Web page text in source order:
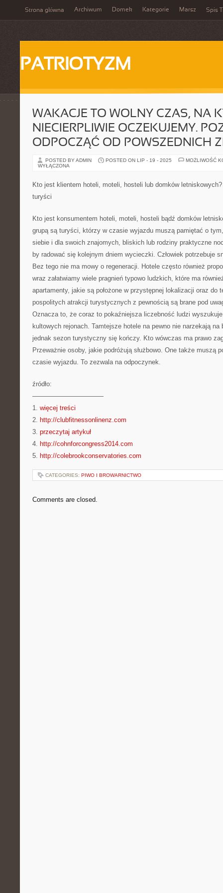
Strona główna Archiwum Domek Kategorie Marsz Spis
PATRIOTYZM
WAKACJE TO WOLNY CZAS, NA
NIECIERPLIWIE OCZEKUJEMY.
ODPOCZĄĆ OD POWSZEDNICH
POSTED BY ADMIN POSTED ON LIP - 19 - 2025
MOŻLIWOŚĆ
WYŁĄCZONA
Kto jest klientem hoteli, moteli, hosteli lub domków
turyści
Kto jest konsumentem hoteli, moteli, hosteli bądź domków
grupą są turyści, którzy w czasie wyjazdu muszą pamiętać o
siebie i dla swoich znajomych, bliskich lub rodziny praktyczne
by radować się kolejnym dniem wycieczki. Człowiek potrzebuje
Bez tego nie ma mowy o regeneracji. Hotele często również
wraz załatwiamy wiele pragnień typowo ludzkich, które ma
apartamenty, jakie są położone w przystępnej lokalizacji oraz do
pospolitych atrakcji turystycznych z pewnością są brane pod
Oznacza to, że coraz to pokaźniejsza liczebność ludzi
kultowych rejonach. Tamtejsze hotele na pewno nie narzekają na
jednak sezon turystyczny się kończy. Kto wówczas ma prawo
Przeważnie osoby, jakie podróżują służbowo. One także muszą
czasie wyjazdu. To zezwala na odpoczynek.
źródło:
———————————
1. więcej treści
2. http://clubfitnessonlinenz.com
3. przeczytaj artykuł
4. http://cohnforcongress2014.com
5. http://colebrookconservatories.com
CATEGORIES: PIWO I BROWARNICTWO
Comments are closed.